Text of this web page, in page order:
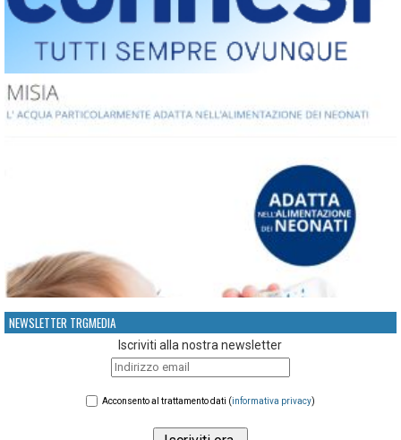
NEWSLETTER TRGMEDIA
Iscriviti alla nostra newsletter
Acconsento al trattamento dati (informativa privacy)